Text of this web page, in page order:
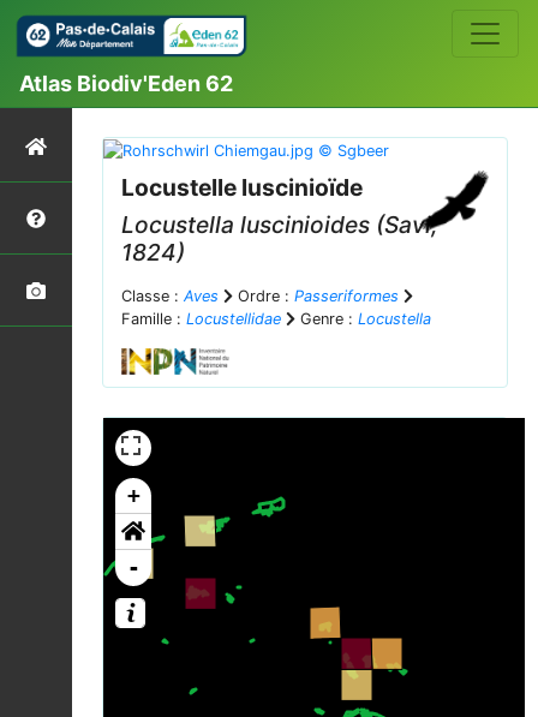
Atlas Biodiv'Eden 62
Locustelle luscinioïde
Locustella luscinioides (Savi,
1824)
Classe : Aves Ordre : Passeriformes
Famille : Locustellidae Genre : Locustella
+
-